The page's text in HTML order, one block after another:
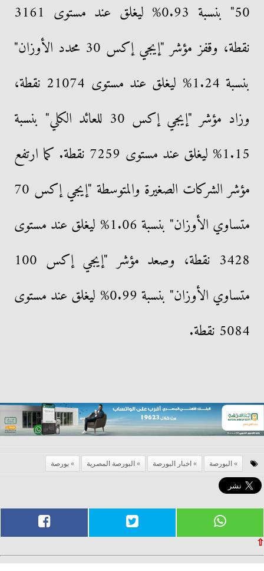
50" بنسبة 0.93% ليغلق عند مستوى 3161
نقطة، وقفز مؤشر "إيجي إكس 30 محدد الأوزان"
بنسبة 1.24% ليغلق عند مستوى 21074 نقطة،
وزاد مؤشر "إيجي إكس 30 للعائد الكلي" بنسبة
1.15% ليغلق عند مستوى 7259 نقطة. كما ارتفع
مؤشر الشركات الصغيرة والمتوسطة "إيجي إكس 70
متساوي الأوزان" بنسبة 1.06% ليغلق عند مستوى
3428 نقطة، وصعد مؤشر "إيجي إكس 100
متساوي الأوزان" بنسبة 0.99% ليغلق عند مستوى
5084 نقطة.
البورصة اخبار البورصة البورصة المصرية بورصة
⇧